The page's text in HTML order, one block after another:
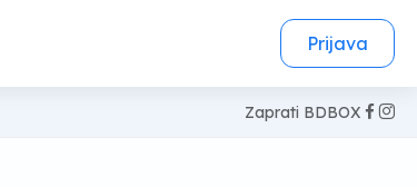
Prijava
Zaprati BDBOX